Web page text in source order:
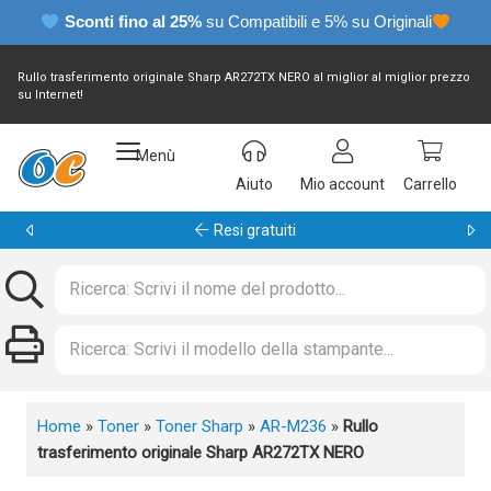
Sconti fino al 25% su Compatibili e 5% su Originali
Rullo trasferimento originale Sharp AR272TX NERO al miglior al miglior prezzo
su Internet!
Menù
Aiuto
Mio account Carrello
Garanzia 24 mesi
Home » Toner » Toner Sharp » AR-M236 » Rullo
trasferimento originale Sharp AR272TX NERO